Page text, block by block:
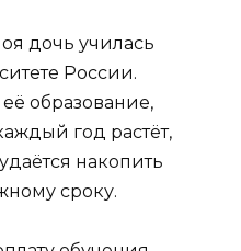
дочь училась
России.
образование,
год растёт,
накопить
сроку.